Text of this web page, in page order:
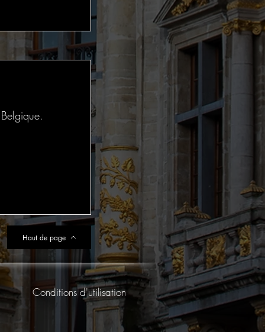
Haut de page
Conditions d'utilisation